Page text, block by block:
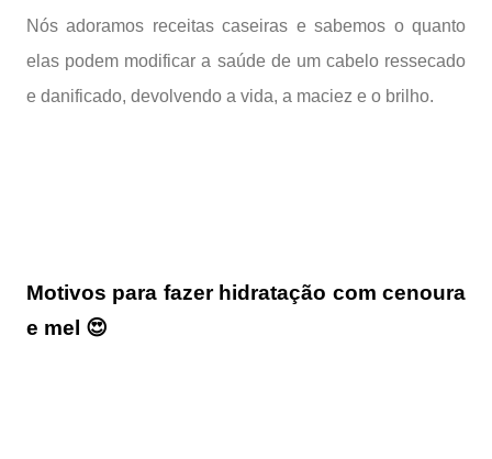
Nós adoramos receitas caseiras e sabemos o quanto
elas podem modificar a saúde de um cabelo ressecado
e danificado, devolvendo a vida, a maciez e o brilho.
Motivos para fazer hidratação com cenoura
e mel 😍